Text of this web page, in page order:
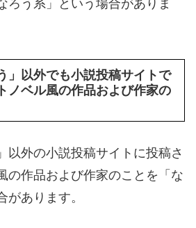
ろう系」という場合がありま
」以外でも小説投稿サイトで
ノベル風の作品および作家の
以外の小説投稿サイトに投稿さ
の作品および作家のことを「な
があります。